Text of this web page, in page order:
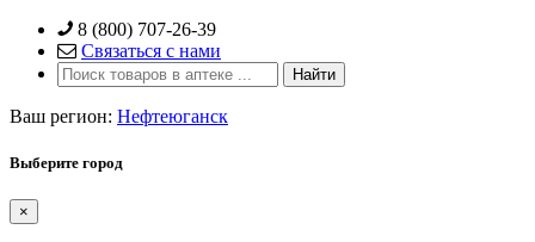
Skip
content
8 (800) 707-26-39
Связаться с нами
Ваш регион: Нефтеюганск
Выберите город
×